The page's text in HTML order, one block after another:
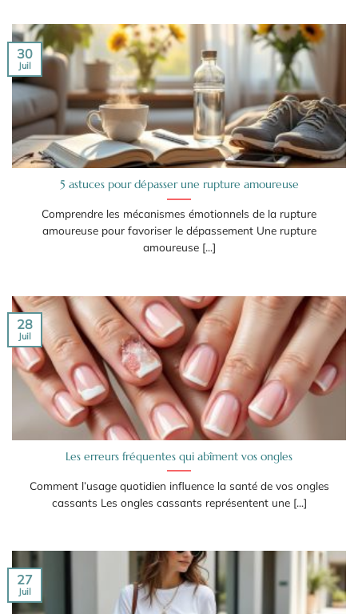
5 astuces pour dépasser une rupture amoureuse
Comprendre les mécanismes émotionnels de la rupture
amoureuse pour favoriser le dépassement Une rupture
amoureuse [...]
30
Juil
Les erreurs fréquentes qui abîment vos ongles
Comment l’usage quotidien influence la santé de vos ongles
cassants Les ongles cassants représentent une [...]
28
Juil
27
Juil